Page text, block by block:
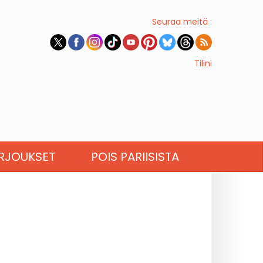
Seuraa meitä :
Tilini
POIS PARIISISTA